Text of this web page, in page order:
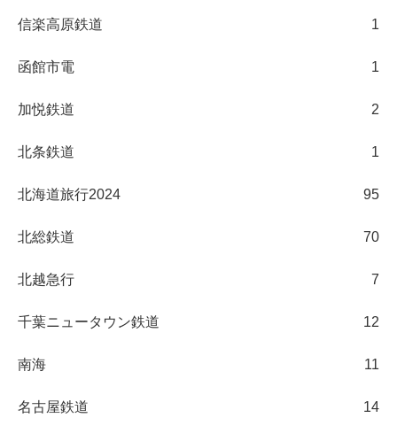
信楽高原鉄道 1
函館市電 1
加悦鉄道 2
北条鉄道 1
北海道旅行2024 95
北総鉄道 70
北越急行 7
千葉ニュータウン鉄道 12
南海 11
名古屋鉄道 14